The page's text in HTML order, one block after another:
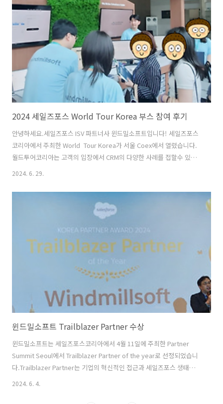
공유하고자 합니다. Dreamforce 첫 번째 날의 하이라이트는 무엇보다
도 Marc Benioff의 기조연설이었습니다. 그는 Salesforce의 최신 비전
과 혁신에 대해 설명하며, AI와 ..
2024 세일즈포스 World Tour Korea 부스 참여 후기
안녕하세요.세일즈포스 ISV 파트너사 윈드밀소프트입니다! 세일즈포스
코리아에서 주최한 World Tour Korea가 서울 Coex에서 열렸습니다.
월드투어코리아는 고객의 입장에서 CRM의 다양한 사례를 접할수 있는
는 분들과네트워킹 활동을 할수 있는 장입니다. 저희 WindmillSoft 부스
에서는 명함을 제출하거나 설문조사에 응답을 하면,우산, 핸드폰 보조
배터리를 제공 하는 이벤트를 진행 했습니다. 대표적으로는,
Commerce Cloud, 자사 제품인 SmallBuilder를 소개하였는데요. 국
내에서는 B2B커머스 클라우드 구축 첫사례가 윈드밀소프트와 진행한 사
2024. 6. 29.
윈드밀소프트 Trailblazer Partner 수상
윈드밀소프트는 세일즈포스코리아에서 4월 11일에 주최한 Partner
Summit Seoul에서 Trailblazer Partner of the year로 선정되었습니
다.Trailblazer Partner는 기업의 혁신적인 접근과 세일즈포스 생태계
내에서의 뛰어난 기여를 인정받은 것을 의미합니다.윈드밀소프트는
2024. 6. 4.